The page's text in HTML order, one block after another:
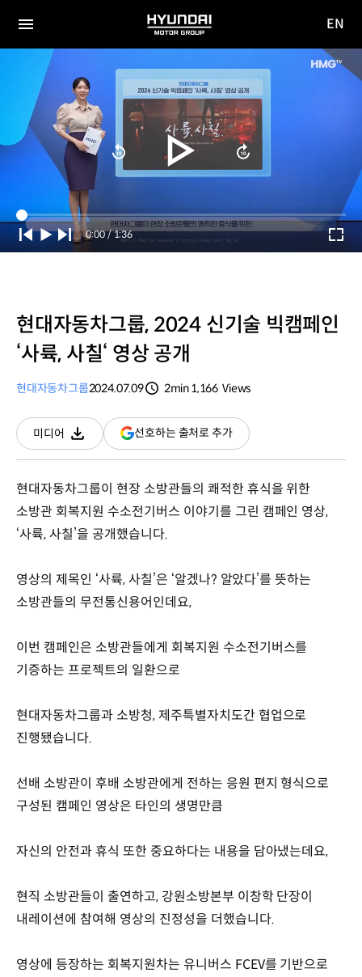
전체
메뉴
HYUNDAI
MOTOR
GROUP
사이
이동
EN
Current
Time
0:00 / Duration
1:36
현대자동차그룹, 2024 신기술 빅캠페인
‘사륙, 사칠‘ 영상 공개
현대자동차그룹2024.07.09
2min1,166 Views
미디어
다운로드
선호하는 출처로 추가(새
창
현대자동차그룹이 현장 소방관들의 쾌적한 휴식을 위한
소방관 회복지원 수소전기버스 이야기를 그린 캠페인 영상,
‘사륙, 사칠’을 공개했습니다.
영상의 제목인 ‘사륙, 사칠’은 ‘알겠나? 알았다’를 뜻하는
소방관들의 무전통신용어인데요,
이번 캠페인은 소방관들에게 회복지원 수소전기버스를
기증하는 프로젝트의 일환으로
현대자동차그룹과 소방청, 제주특별자치도간 협업으로
진행됐습니다.
선배 소방관이 후배 소방관에게 전하는 응원 편지 형식으로
구성된 캠페인 영상은 타인의 생명만큼
자신의 안전과 휴식 또한 중요하다는 내용을 담아냈는데요,
현직 소방관들이 출연하고, 강원소방본부 이창학 단장이
내레이션에 참여해 영상의 진정성을 더했습니다.
영상에 등장하는 회복지원차는 유니버스 FCEV를 기반으로